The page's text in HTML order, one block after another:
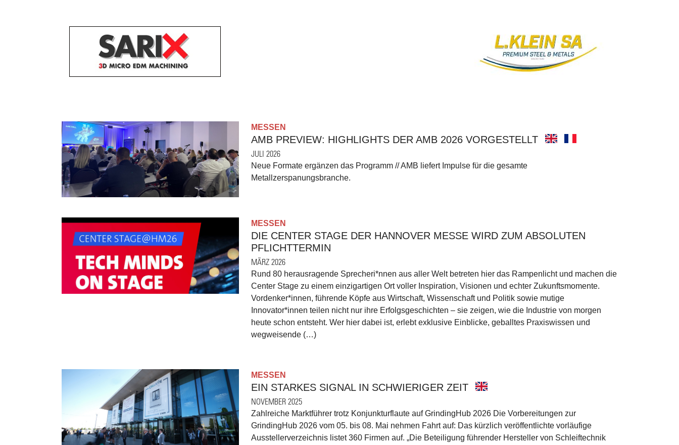
MESSEN
AMB PREVIEW: HIGHLIGHTS DER AMB 2026 VORGESTELLT
JULI 2026
Neue Formate ergänzen das Programm // AMB liefert Impulse für die gesamte
Metallzerspanungsbranche.
MESSEN
DIE CENTER STAGE DER HANNOVER MESSE WIRD ZUM ABSOLUTEN
PFLICHTTERMIN
MÄRZ 2026
Rund 80 herausragende Sprecheri*nnen aus aller Welt betreten hier das Rampenlicht und machen die
Center Stage zu einem einzigartigen Ort voller Inspiration, Visionen und echter Zukunftsmomente.
Vordenker*innen, führende Köpfe aus Wirtschaft, Wissenschaft und Politik sowie mutige
Innovator*innen teilen nicht nur ihre Erfolgsgeschichten – sie zeigen, wie die Industrie von morgen
heute schon entsteht. Wer hier dabei ist, erlebt exklusive Einblicke, geballtes Praxiswissen und
wegweisende (…)
MESSEN
EIN STARKES SIGNAL IN SCHWIERIGER ZEIT
NOVEMBER 2025
Zahlreiche Marktführer trotz Konjunkturflaute auf GrindingHub 2026 Die Vorbereitungen zur
GrindingHub 2026 vom 05. bis 08. Mai nehmen Fahrt auf: Das kürzlich veröffentlichte vorläufige
Ausstellerverzeichnis listet 360 Firmen auf. „Die Beteiligung führender Hersteller von Schleiftechnik